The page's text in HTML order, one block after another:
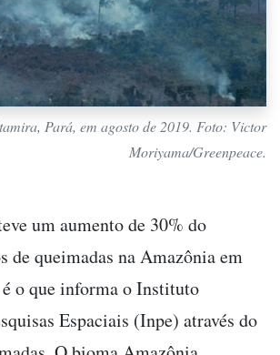
Pará, em agosto de 2019. Foto: Victor
Moriyama/Greenpeace.
um aumento de 30% do
de queimadas na Amazônia em
o que informa o Instituto
Espaciais (Inpe) através do